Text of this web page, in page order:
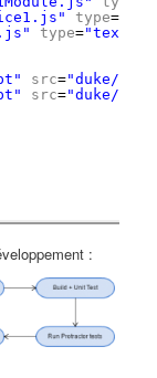
type=
type="text/
src="duke/
src="duke/
: